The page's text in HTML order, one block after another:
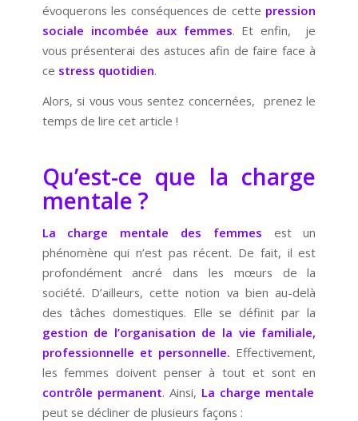
évoquerons les conséquences de cette pression
sociale incombée aux femmes. Et enfin, je
vous présenterai des astuces afin de faire face à
ce stress quotidien.
Alors, si vous vous sentez concernées, prenez le
temps de lire cet article !
Qu’est-ce que la charge
mentale ?
La charge mentale des femmes est un
phénomène qui n’est pas récent. De fait, il est
profondément ancré dans les mœurs de la
société. D’ailleurs, cette notion va bien au-delà
des tâches domestiques. Elle se définit par la
gestion de l’organisation de la vie familiale,
professionnelle et personnelle. Effectivement,
les femmes doivent penser à tout et sont en
contrôle permanent. Ainsi, La charge mentale
peut se décliner de plusieurs façons :